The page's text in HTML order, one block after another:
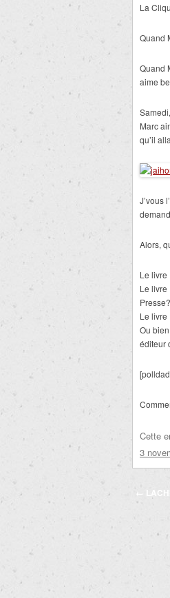
La
Quand
Quand
aime
Marc
qu’il
J’vous
Alors,
Le livre
Le livre
Presse?
Le livre
Ou
éditeur
Cette
3
articles
←